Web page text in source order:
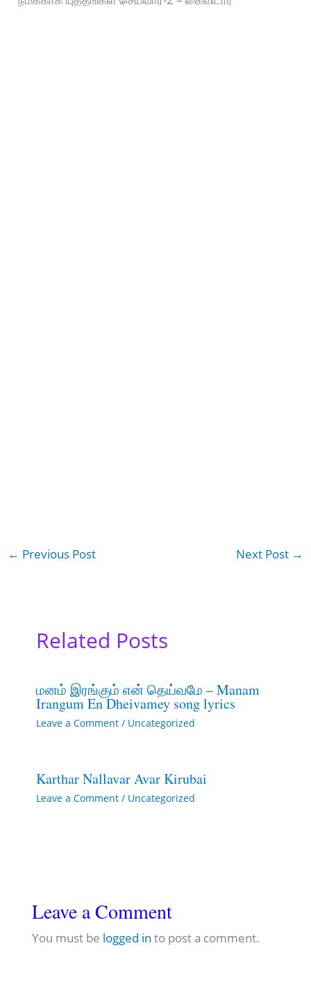
← Previous Post Next Post →
Related Posts
மனம் இரங்கும் என் தெய்வமே – Manam
Irangum En Dheivamey song lyrics
Leave a Comment / Uncategorized
Karthar Nallavar Avar Kirubai
Leave a Comment / Uncategorized
Leave a Comment
You must be logged in to post a comment.